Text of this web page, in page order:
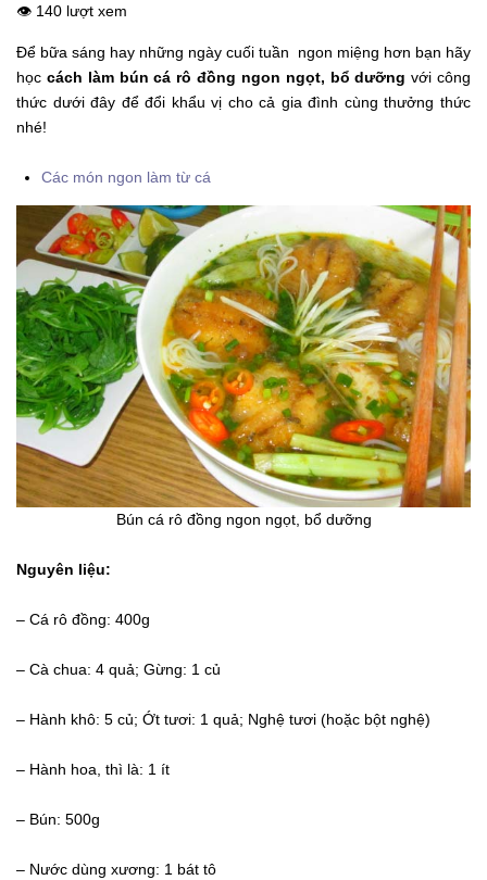
👁️ 140 lượt xem
Để bữa sáng hay những ngày cuối tuần ngon miệng hơn bạn hãy
học cách làm bún cá rô đồng ngon ngọt, bổ dưỡng với công
thức dưới đây để đổi khẩu vị cho cả gia đình cùng thưởng thức
nhé!
Các món ngon làm từ cá
Bún cá rô đồng ngon ngọt, bổ dưỡng
Nguyên liệu:
– Cá rô đồng: 400g
– Cà chua: 4 quả; Gừng: 1 củ
– Hành khô: 5 củ; Ớt tươi: 1 quả; Nghệ tươi (hoặc bột nghệ)
– Hành hoa, thì là: 1 ít
– Bún: 500g
– Nước dùng xương: 1 bát tô